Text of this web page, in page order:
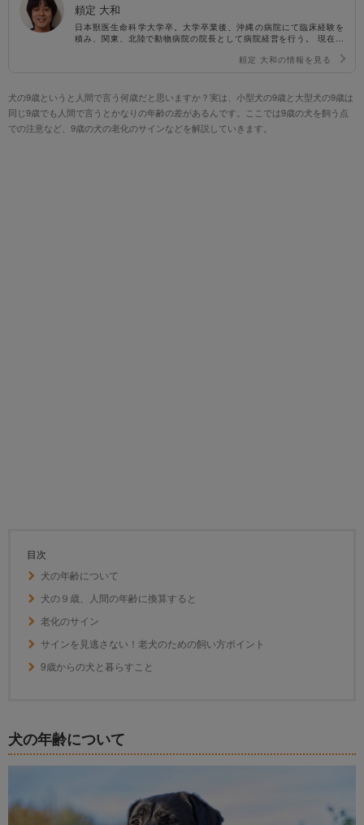
頼定 大和
日本獣医生命科学大学卒。大学卒業後、沖縄の病院にて臨床経験を
積み、関東、北陸で動物病院の院長として病院経営を行う。 現在は
た、猫の感染症や遺伝病の分野において大学と共同研究に取り組ん
頼定 大和の情報を見る
犬の9歳というと人間で言う何歳だと思いますか？実は、小型犬の9歳と大型犬の9歳は
同じ9歳でも人間で言うとかなりの年齢の差があるんです。ここでは9歳の犬を飼う点
での注意など、9歳の犬の老化のサインなどを解説していきます。
目次
犬の年齢について
犬の９歳、人間の年齢に換算すると
老化のサイン
サインを見逃さない！老犬のための飼い方ポイント
9歳からの犬と暮らすこと
犬の年齢について